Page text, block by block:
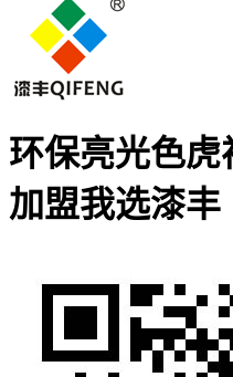
环保亮光色
加盟我选漆丰